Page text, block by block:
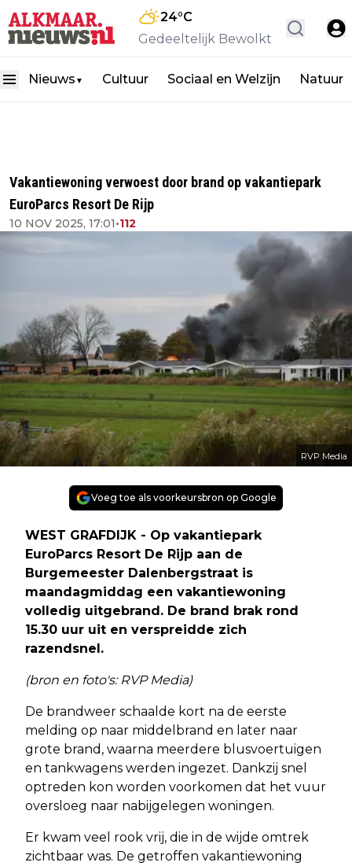
24°C
Gedeeltelijk Bewolkt
Nieuws ▼ Cultuur Sociaal en Welzijn Natuur
Vakantiewoning verwoest door brand op vakantiepark
EuroParcs Resort De Rijp
10 NOV 2025, 17:01•112
RVP Media
Voeg toe als voorkeursbron op Google
WEST GRAFDIJK - Op vakantiepark
EuroParcs Resort De Rijp aan de
Burgemeester Dalenbergstraat is
maandagmiddag een vakantiewoning
volledig uitgebrand. De brand brak rond
15.30 uur uit en verspreidde zich
razendsnel.
(bron en foto's: RVP Media)
De brandweer schaalde kort na de eerste
melding op naar middelbrand en later naar
grote brand, waarna meerdere blusvoertuigen
en tankwagens werden ingezet. Dankzij snel
optreden kon worden voorkomen dat het vuur
oversloeg naar nabijgelegen woningen.
Er kwam veel rook vrij, die in de wijde omtrek
zichtbaar was. De getroffen vakantiewoning